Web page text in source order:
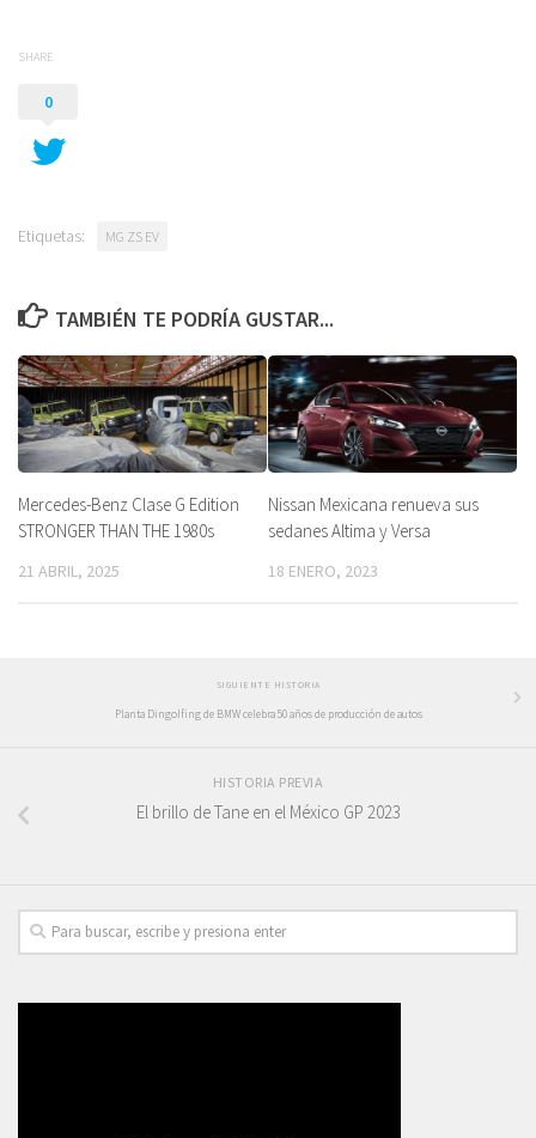
SHARE
0
Etiquetas: MG ZS EV
TAMBIÉN TE PODRÍA GUSTAR...
Mercedes-Benz Clase G Edition
STRONGER THAN THE 1980s
21 ABRIL, 2025
Nissan Mexicana renueva sus
sedanes Altima y Versa
18 ENERO, 2023
SIGUIENTE HISTORIA
Planta Dingolfing de BMW celebra 50 años de producción de autos
HISTORIA PREVIA
El brillo de Tane en el México GP 2023